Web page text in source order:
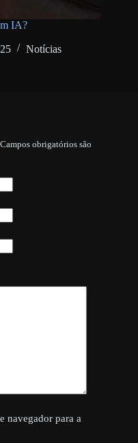
IA?
Notícias
Campos obrigatórios são
navegador para a